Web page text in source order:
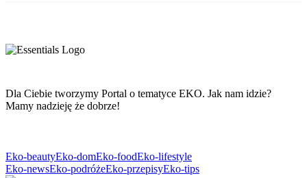
Dla Ciebie tworzymy Portal o tematyce EKO. Jak nam idzie?
Mamy nadzieję że dobrze!
Eko-beautyEko-domEko-foodEko-lifestyle
Eko-newsEko-podróżeEko-przepisyEko-tips